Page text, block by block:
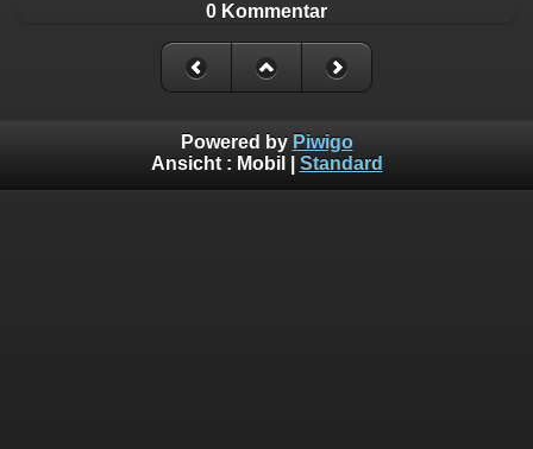
0 Kommentar
Powered by Piwigo
Ansicht : Mobil Standard